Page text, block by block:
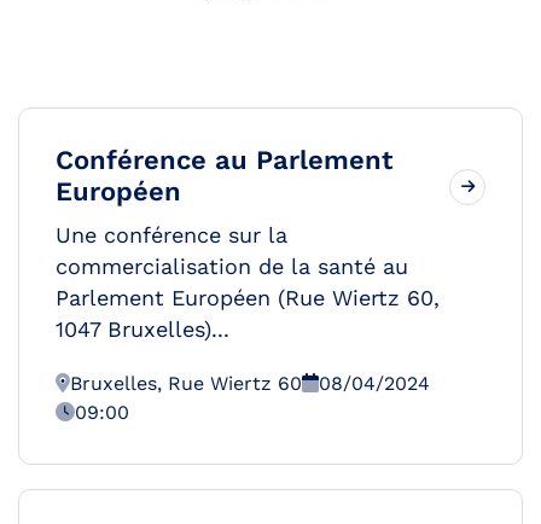
Conférence au Parlement
Européen
Une conférence sur la
commercialisation de la santé au
Parlement Européen (Rue Wiertz 60,
1047 Bruxelles)...
Bruxelles, Rue Wiertz 60
08/04/2024
09:00